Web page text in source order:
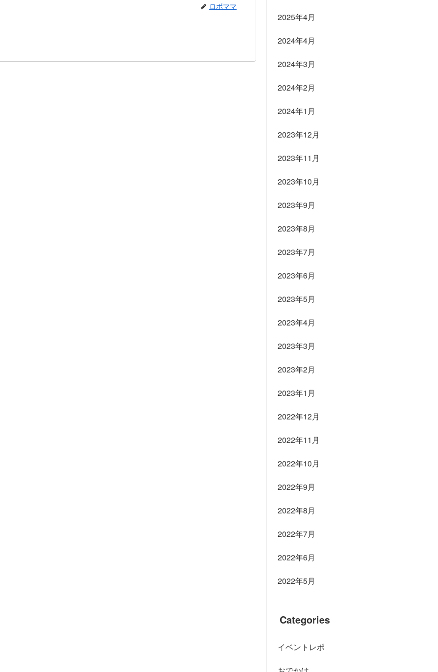
ロボママ
2025年4月
2024年4月
2024年3月
2024年2月
2024年1月
2023年12月
2023年11月
2023年10月
2023年9月
2023年8月
2023年7月
2023年6月
2023年5月
2023年4月
2023年3月
2023年2月
2023年1月
2022年12月
2022年11月
2022年10月
2022年9月
2022年8月
2022年7月
2022年6月
2022年5月
Categories
イベントレポ